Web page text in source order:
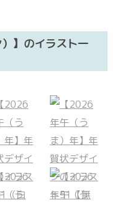
】のイラスト一